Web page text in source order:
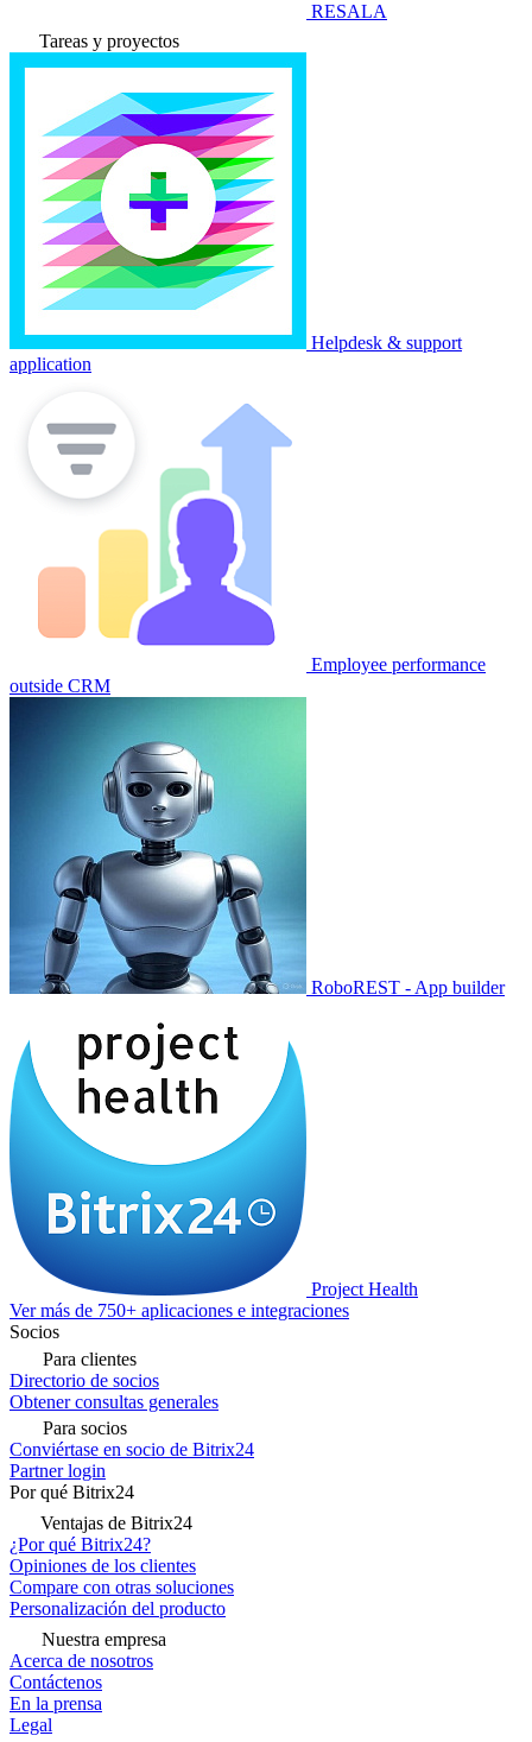
RESALA
Tareas y proyectos
Helpdesk & support
application
Employee performance
outside CRM
RoboREST - App builder
Project Health
Ver más de 750+ aplicaciones e integraciones
Socios
Para clientes
Directorio de socios
Obtener consultas generales
Para socios
Conviértase en socio de Bitrix24
Partner login
Por qué Bitrix24
Ventajas de Bitrix24
¿Por qué Bitrix24?
Opiniones de los clientes
Compare con otras soluciones
Personalización del producto
Nuestra empresa
Acerca de nosotros
Contáctenos
En la prensa
Legal